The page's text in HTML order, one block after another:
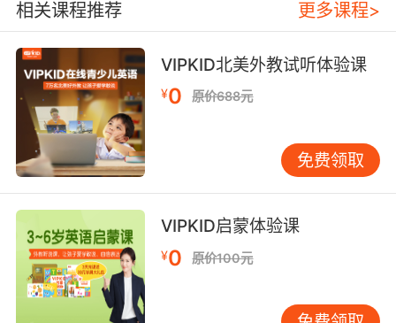
基础练习题，最后整理错题。准备专门的语法错
题本，将错误按“时态”、“语态”、“搭配”等分类，
每周回顾，找出反复出错的问题类型。 听说读写
需同步推进 部分家长认为基础差应先专攻单词语
法，之后再练听说读写，这是一个误区。语言能
力是整体发展的，四项技能应协同并进。 听力训
练从简入手。 可从课本配套音频开始，每日坚持
听10-15分钟。初期听不懂很正常，可采用“三遍
法”：第一遍盲听抓大意；第二遍对照原文听；第
三遍再次盲听，重点关注之前未理解的部分。 阅
读选择合适材料。 起步阶段不宜挑战过难文章，
应从课本课文、初级英语分级读物等简短文本开
始。每日坚持阅读10-15分钟，重质而非量。遇到
生词可先结合上下文猜测，再查阅验证。 写作从
相关课程推荐 更多课程>
VIPKID北美外教试听体验课
¥0 原价688元
免费领取
VIPKID启蒙体验课
¥0 原价100元